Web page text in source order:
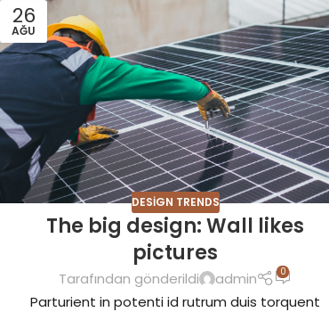
26
AĞU
DESIGN TRENDS
The big design: Wall likes
pictures
Tarafından gönderildi admin 0
Parturient in potenti id rutrum duis torquent